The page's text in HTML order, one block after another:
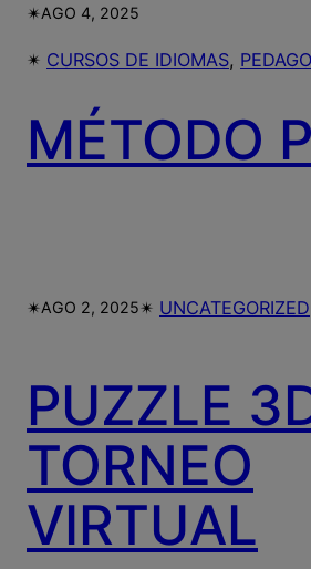
✴︎AGO 4, 2025
✴︎ CURSOS DE IDIOMAS,
MÉTODO
✴︎AGO 2, 2025✴︎ UNCATEGORIZED
PUZZLE
TORNEO
VIRTUAL